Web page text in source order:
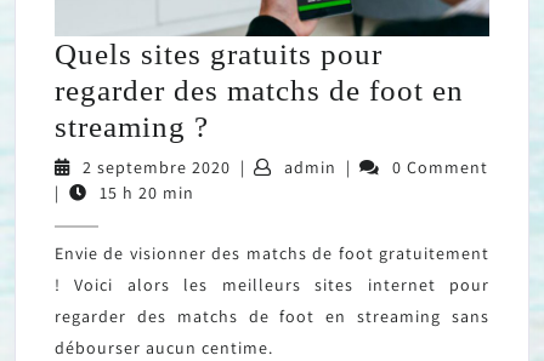
Quels sites gratuits pour
regarder des matchs de foot en
streaming ?
sites
regarder
des
matchs
2 septembre 2020 | admin admin
|
0 Comment
|
15 h 20 min
Envie de visionner des matchs de foot gratuitement
! Voici alors les meilleurs sites internet pour
regarder des matchs de foot en streaming sans
débourser aucun centime.